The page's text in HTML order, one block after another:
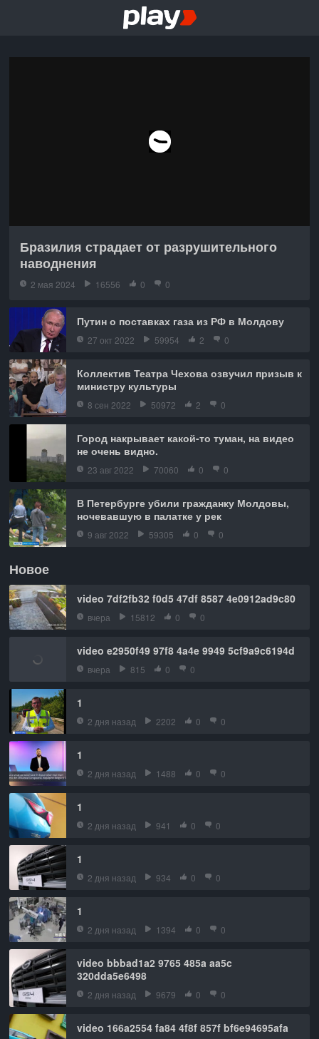
Бразилия страдает от разрушительного
наводнения
2 мая 2024 16556 0 0
Путин о поставках газа из РФ в Молдову
27 окт 2022 59954 2 0
Коллектив Театра Чехова озвучил призыв к
министру культуры
8 сен 2022 50972 2 0
Город накрывает какой-то туман, на видео
не очень видно.
23 авг 2022 70060 0 0
В Петербурге убили гражданку Молдовы,
ночевавшую в палатке у рек
9 авг 2022 59305 0 0
Новое
video 7df2fb32 f0d5 47df 8587 4e0912ad9c80
вчера 15812 0 0
video e2950f49 97f8 4a4e 9949 5cf9a9c6194d
вчера 815 0 0
1
2 дня назад 2202 0 0
1
2 дня назад 1488 0 0
1
2 дня назад 941 0 0
1
2 дня назад 934 0 0
1
2 дня назад 1394 0 0
video bbbad1a2 9765 485a aa5c
320dda5e6498
2 дня назад 9679 0 0
video 166a2554 fa84 4f8f 857f bf6e94695afa